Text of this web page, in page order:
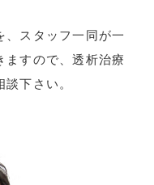
、スタッフ一同が一
ますので、透析治療
下さい。